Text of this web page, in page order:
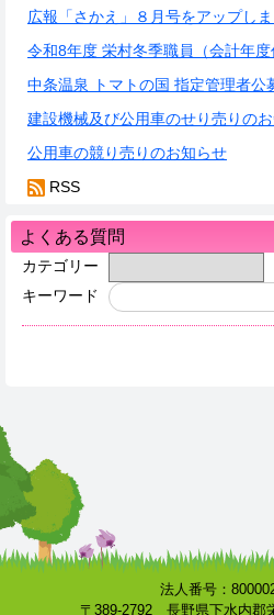
広報「さかえ」８月号をアップしま
令和8年度 栄村冬季職員（会計年
中条温泉 トマトの国 指定管理者公
建設機械及び公用車のせり売りの
公用車の競り売りのお知らせ
RSS
よくある質問
カテゴリー
キーワード
法人番号：
〒389-2792 長野県下水内郡